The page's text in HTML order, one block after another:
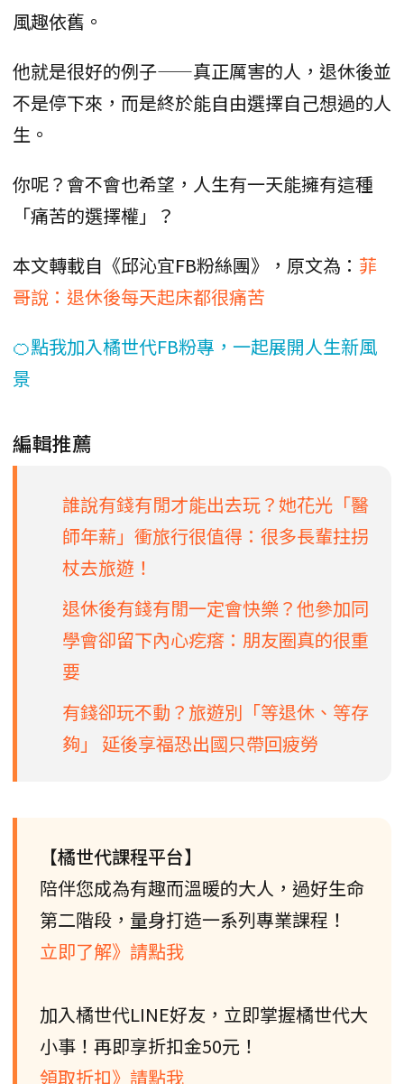
風趣依舊。
他就是很好的例子——真正厲害的人，退休後並
不是停下來，而是終於能自由選擇自己想過的人
生。
你呢？會不會也希望，人生有一天能擁有這種
「痛苦的選擇權」？
本文轉載自《邱沁宜FB粉絲團》，原文為： 菲
哥說：退休後每天起床都很痛苦
🍊點我加入橘世代FB粉專，一起展開人生新風
景
編輯推薦
誰說有錢有閒才能出去玩？她花光「醫
師年薪」衝旅行很值得：很多長輩拄拐
杖去旅遊！
退休後有錢有閒一定會快樂？他參加同
學會卻留下內心疙瘩：朋友圈真的很重
要
有錢卻玩不動？旅遊別「等退休、等存
夠」 延後享福恐出國只帶回疲勞
【橘世代課程平台】
陪伴您成為有趣而溫暖的大人，過好生命
第二階段，量身打造一系列專業課程！
立即了解》請點我
加入橘世代LINE好友，立即掌握橘世代大
小事！再即享折扣金50元！
領取折扣》請點我